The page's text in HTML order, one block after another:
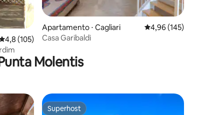
de uma avaliação média de 5, 105 avaliações
4,8 (105)
Apartamento ⋅ Cagliari 4,96 de uma avaliação
4,96 (145)
Casa Garibaldi
Molentis
Superhost
Superhost